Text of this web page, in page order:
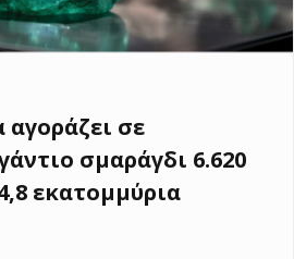
αγοράζει σε
σμαράγδι 6.620
εκατομμύρια